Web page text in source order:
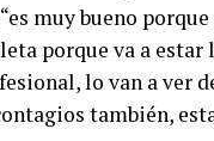
muy bueno
porque va a
lo van a ver
también,